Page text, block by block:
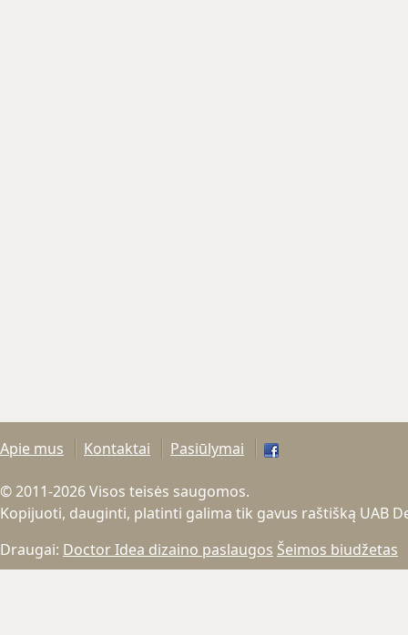
Apie mus Kontaktai Pasiūlymai
© 2011-2026 Visos teisės saugomos.
Kopijuoti, dauginti, platinti galima tik gavus raštišką UAB
Draugai: Doctor Idea dizaino paslaugos Šeimos biudžetas